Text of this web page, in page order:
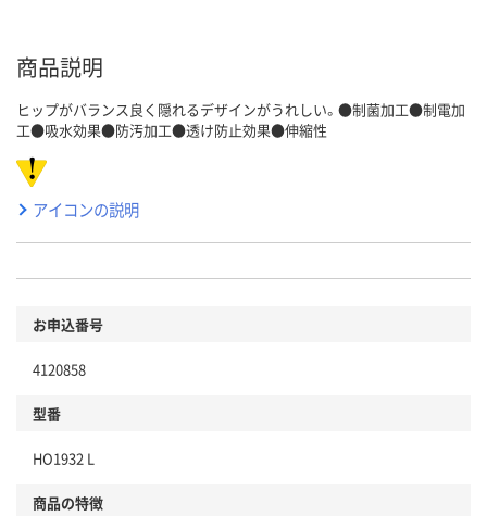
商品説明
ヒップがバランス良く隠れるデザインがうれしい。●制菌加工●制電加
工●吸水効果●防汚加工●透け防止効果●伸縮性
アイコンの説明
お申込番号
4120858
型番
HO1932 L
商品の特徴